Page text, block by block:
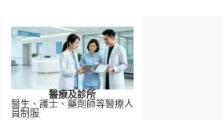
醫療及診所
醫生、護士、藥劑師等醫療人
員制服